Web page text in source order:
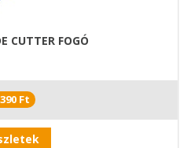
CUTTER FOGÓ
Ft